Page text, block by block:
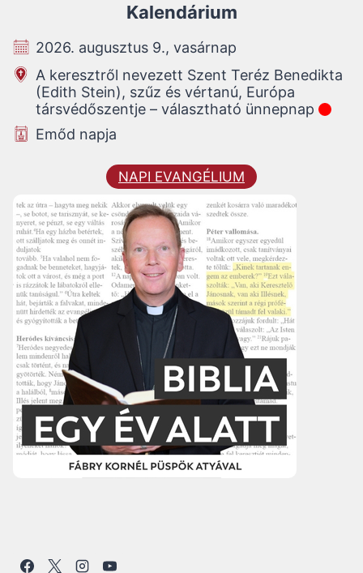
Kalendárium
2026. augusztus 9., vasárnap
A keresztről nevezett Szent Teréz Benedikta
(Edith Stein), szűz és vértanú, Európa
társvédőszentje – választható ünnepnap
Emőd napja
NAPI EVANGÉLIUM